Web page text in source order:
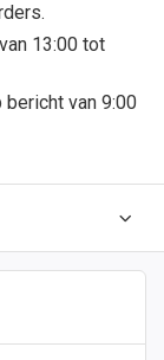
13:00 tot
bericht van 9:00